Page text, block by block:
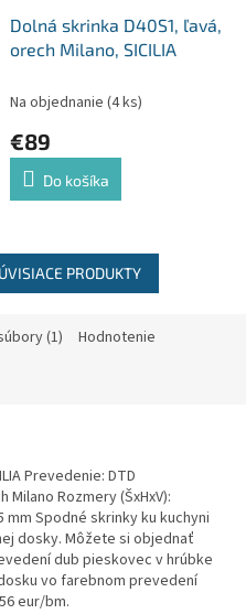
Dolná skrinka D40S1, ľavá,
orech Milano, SICILIA
Na objednanie (4 ks)
€89
Do košíka
PRODUKTY
(1) Hodnotenie
Prevedenie: DTD
Milano Rozmery (ŠxHxV):
mm Spodné skrinky ku kuchyni
dosky. Môžete si objednať
dub pieskovec v hrúbke
vo farebnom prevedení
eur/bm.